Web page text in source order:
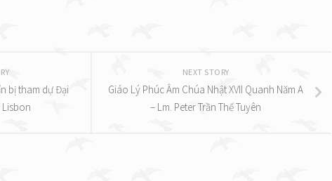
NEXT STORY
Giáo Lý Phúc Âm Chúa Nhật XVII Quanh Năm A
– Lm. Peter Trần Thế Tuyên
bị tham dự Đại